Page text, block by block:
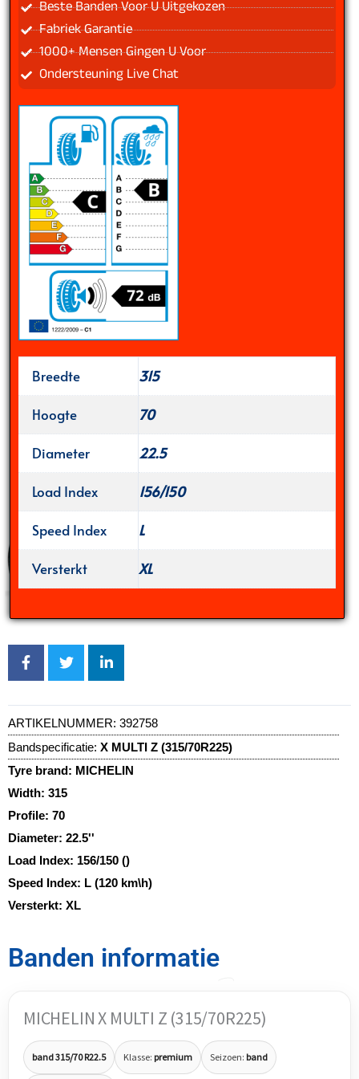
Beste Banden Voor U Uitgekozen
Fabriek Garantie
1000+ Mensen Gingen U Voor
Ondersteuning Live Chat
Breedte
315
Hoogte
70
Diameter
22.5
Load Index
156/150
Speed Index
L
Versterkt
XL
ARTIKELNUMMER: 392758
Bandspecificatie: X MULTI Z (315/70R225)
Tyre brand: MICHELIN
Width: 315
Profile: 70
Diameter: 22.5''
Load Index: 156/150 ()
Speed Index: L (120 km\h)
Versterkt: XL
Banden informatie
MICHELIN X MULTI Z (315/70R225)
band 315/70 R22.5 Klasse: premium Seizoen: band